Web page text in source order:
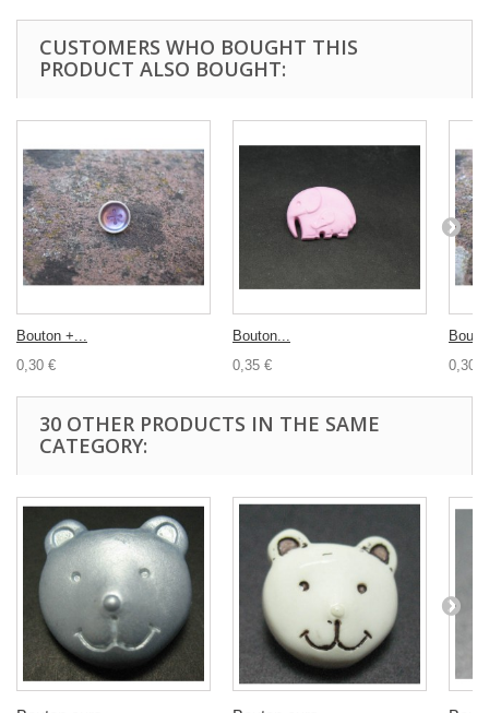
CUSTOMERS WHO BOUGHT THIS
PRODUCT ALSO BOUGHT:
Bouton +...
0,30 €
Bouton...
0,35 €
0,30 €
30 OTHER PRODUCTS IN THE SAME
CATEGORY: